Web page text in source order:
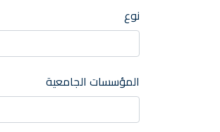
نوع
المؤسسات الجامعية